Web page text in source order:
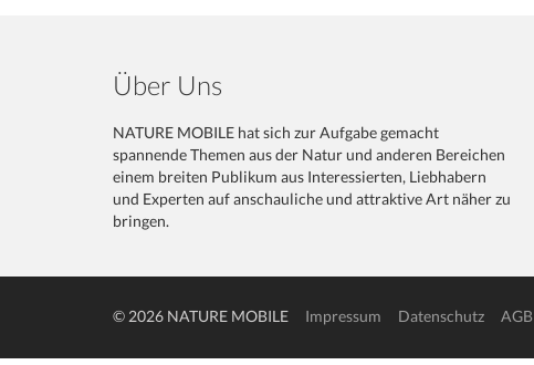
Über Uns
NATURE MOBILE hat sich zur Aufgabe gemacht
spannende Themen aus der Natur und anderen Bereichen
einem breiten Publikum aus Interessierten, Liebhabern
und Experten auf anschauliche und attraktive Art näher zu
bringen.
© 2026 NATURE MOBILE Impressum Datenschutz AGB